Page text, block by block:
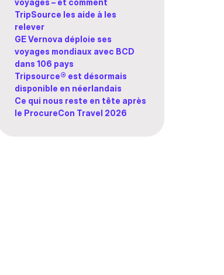
voyages – et comment
TripSource les aide à les
relever
GE Vernova déploie ses
voyages mondiaux avec BCD
dans 106 pays
Tripsource® est désormais
disponible en néerlandais
Ce qui nous reste en tête après
le ProcureCon Travel 2026